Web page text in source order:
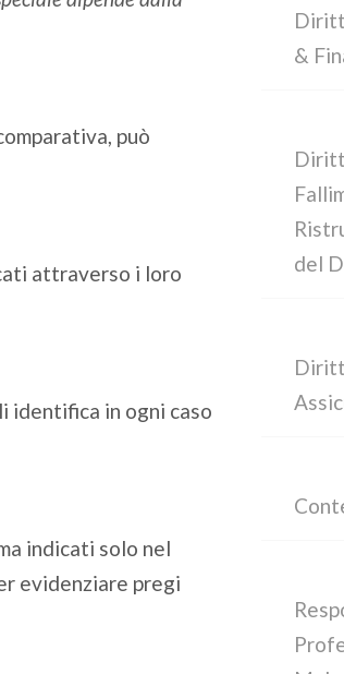
può
attraverso i loro
identifica in ogni caso
indicati solo nel
evidenziare pregi
&
del